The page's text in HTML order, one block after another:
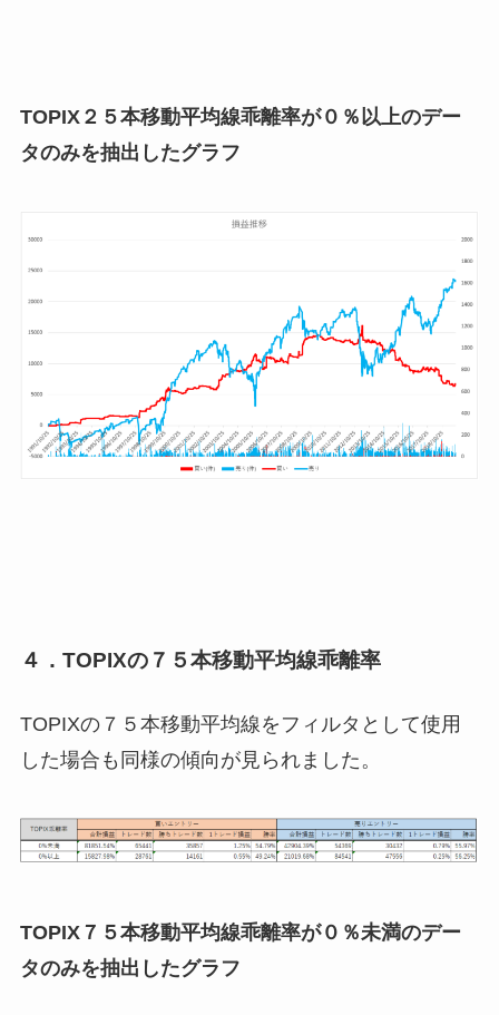
TOPIX２５本移動平均線乖離率が０％以上のデー
タのみを抽出したグラフ
４．TOPIXの７５本移動平均線乖離率
TOPIXの７５本移動平均線をフィルタとして使用
した場合も同様の傾向が見られました。
TOPIX７５本移動平均線乖離率が０％未満のデー
タのみを抽出したグラフ